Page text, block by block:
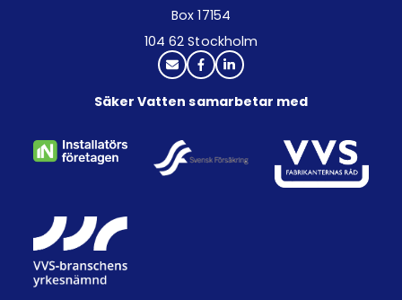
Box 17154
104 62 Stockholm
Säker Vatten samarbetar med